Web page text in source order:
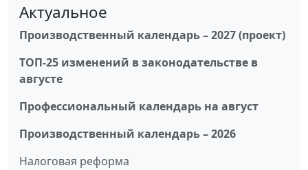
Актуальное
Производственный календарь – 2027 (проект)
ТОП-25 изменений в законодательстве в
августе
Профессиональный календарь на август
Производственный календарь – 2026
Налоговая реформа